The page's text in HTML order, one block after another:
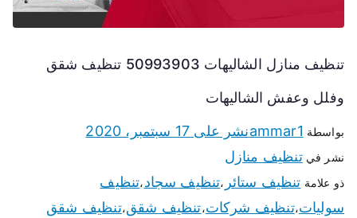
تنظيف منازل الشاليهات 50993903 تنظيف شقق
وفلل وعفش الشاليهات
بواسطة ammar1نشر على 17 سبتمبر، 2020
نشر فيتنظيف منازل
ذو علامة تنظيف ستائر ،تنظيف سجاد،تنظيف
سوليات،تنظيف شركات،تنظيف شقق،تنظيف شقق